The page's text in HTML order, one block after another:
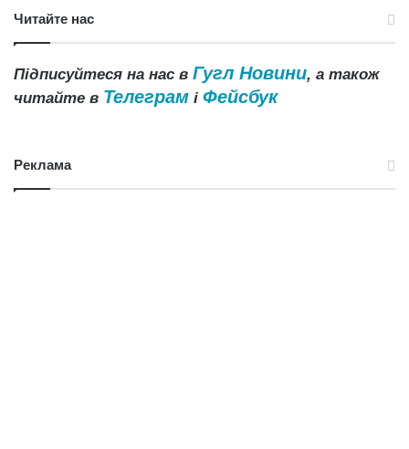
Читайте нас
Підписуйтеся на нас в Гугл Новини, а також
читайте в Телеграм і Фейсбук
Реклама